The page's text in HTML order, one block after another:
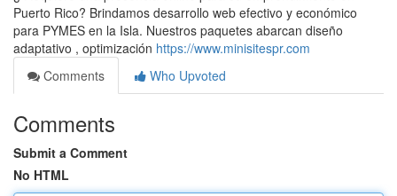
Puerto Rico? Brindamos desarrollo web efectivo y económico
para PYMES en la Isla. Nuestros paquetes abarcan diseño
adaptativo , optimización https://www.minisitespr.com
Comments
Who Upvoted
Comments
Submit a Comment
No HTML